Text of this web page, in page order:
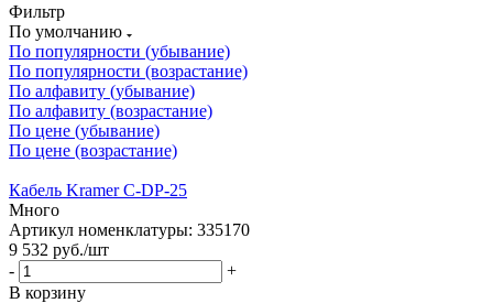
Фильтр
По умолчанию
По популярности (убывание)
По популярности (возрастание)
По алфавиту (убывание)
По алфавиту (возрастание)
По цене (убывание)
По цене (возрастание)
Кабель Kramer C-DP-25
Много
Артикул номенклатуры: 335170
9 532 руб./шт
-
+
В корзину